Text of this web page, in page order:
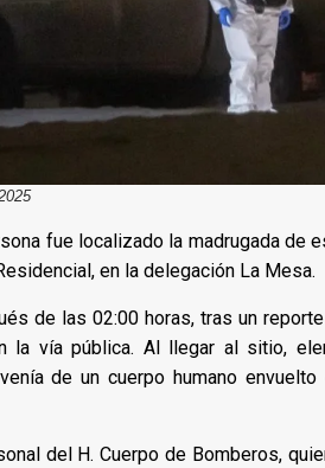
fue localizado la madrugada de
en la delegación La Mesa.
de las 02:00 horas, tras un
la vía pública. Al llegar al sitio,
de un cuerpo humano
del H. Cuerpo de Bomberos,